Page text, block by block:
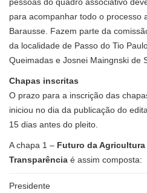
pessoas do quadro associativo
para acompanhar todo o processo
Barausse. Fazem parte da
da localidade de Passo do Tio
Queimadas e Josnei Maingnski de
Chapas inscritas
O prazo para a inscrição das
iniciou no dia da publicação do
15 dias antes do pleito.
A chapa 1 – Futuro da
Transparência é assim composta:
Presidente